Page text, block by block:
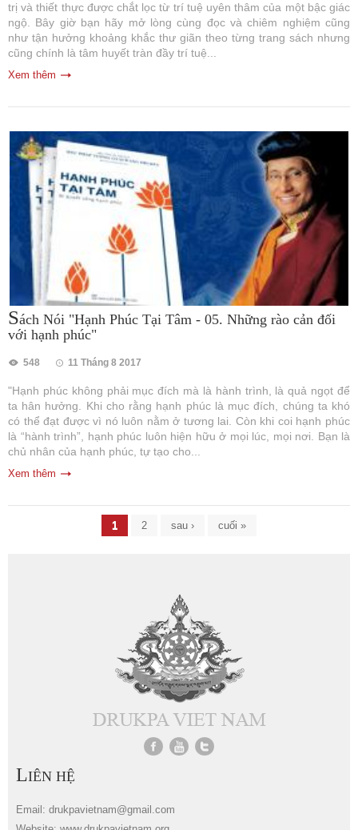
trị và thiết thực được chắt lọc từ trí tuệ uyên thâm của một bậc giác
ngộ. Bây giờ bạn hãy mở lòng cùng đọc và chiêm nghiệm cũng
như tận hưởng khoảng khắc thư giãn theo từng trang sách nhưng
cũng chính là tâm huyết tràn đầy trí tuệ...
Xem thêm
Sách Nói "Hạnh Phúc Tại Tâm - 05. Những rào cản đối
với hạnh phúc"
548 11 Tháng 8 2017
"Hạnh phúc không phải mục đích mà là hành trình, là quả ngọt để
ta hân hưởng. Khi cho rằng hạnh phúc là mục đích, chúng ta khó
có thể đạt được vì nó luôn nằm ở tương lai. Còn khi coi hạnh phúc
là “hành trình”, hạnh phúc luôn hiện hữu ở mọi lúc, mọi nơi. Bạn là
chủ nhân của hạnh phúc, tự tạo cho...
Xem thêm
1 2 sau › cuối »
LIÊN HỆ
Email: drukpavietnam@gmail.com